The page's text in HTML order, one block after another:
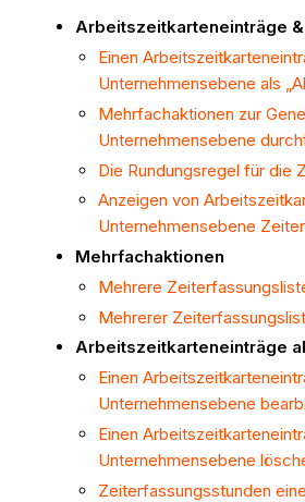
Arbeitszeitkarteneinträge
Einen
Unternehmensebene als
Mehrfachaktionen zur
Unternehmensebene
Die Rundungsregel für die
Anzeigen von
Unternehmensebene
Mehrfachaktionen
Mehrere
Mehrerer
Arbeitszeitkarteneinträge
Einen
Unternehmensebene
Einen
Unternehmensebene
Zeiterfassungsstunden